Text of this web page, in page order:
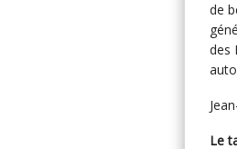
de
des
Le